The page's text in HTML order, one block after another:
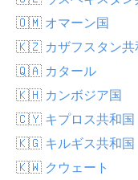
🇴🇲 オマーン国
🇰🇿 カザフスタン共
🇶🇦 カタール
🇰🇭 カンボジア国
🇨🇾 キプロス共和国
🇰🇬 キルギス共和国
🇰🇼 クウェート